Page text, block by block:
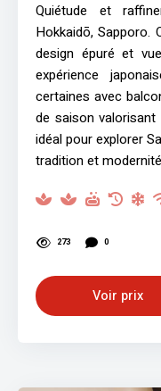
Quiétude et
Hokkaidō, Sapporo.
design épuré et
expérience
certaines avec
de saison
idéal pour explorer
tradition et
273 0
Voir prix